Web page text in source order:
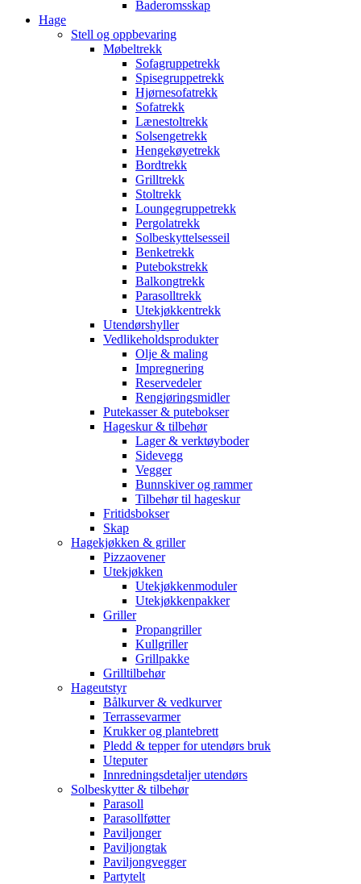
Baderomsskap
Hage
Stell og oppbevaring
Møbeltrekk
Sofagruppetrekk
Spisegruppetrekk
Hjørnesofatrekk
Sofatrekk
Lænestoltrekk
Solsengetrekk
Hengekøyetrekk
Bordtrekk
Grilltrekk
Stoltrekk
Loungegruppetrekk
Pergolatrekk
Solbeskyttelsesseil
Benketrekk
Putebokstrekk
Balkongtrekk
Parasolltrekk
Utekjøkkentrekk
Utendørshyller
Vedlikeholdsprodukter
Olje & maling
Impregnering
Reservedeler
Rengjøringsmidler
Putekasser & putebokser
Hageskur & tilbehør
Lager & verktøyboder
Sidevegg
Vegger
Bunnskiver og rammer
Tilbehør til hageskur
Fritidsbokser
Skap
Hagekjøkken & griller
Pizzaovener
Utekjøkken
Utekjøkkenmoduler
Utekjøkkenpakker
Griller
Propangriller
Kullgriller
Grillpakke
Grilltilbehør
Hageutstyr
Bålkurver & vedkurver
Terrassevarmer
Krukker og plantebrett
Pledd & tepper for utendørs bruk
Uteputer
Innredningsdetaljer utendørs
Solbeskytter & tilbehør
Parasoll
Parasollføtter
Paviljonger
Paviljongtak
Paviljongvegger
Partytelt